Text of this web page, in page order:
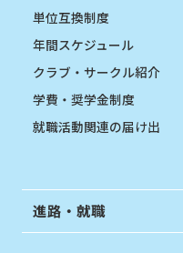
単位互換制度
年間スケジュール
クラブ・サークル紹介
学費・奨学金制度
就職活動関連の届け出
進路・就職